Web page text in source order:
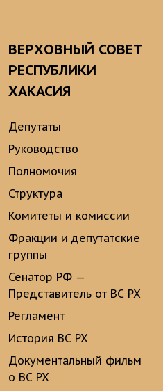
ВЕРХОВНЫЙ СОВЕТ
РЕСПУБЛИКИ
ХАКАСИЯ
Депутаты
Руководство
Полномочия
Структура
Комитеты и комиссии
Фракции и депутатские
группы
Сенатор РФ —
Представитель от ВС РХ
Регламент
История ВС РХ
Документальный фильм
о ВС РХ